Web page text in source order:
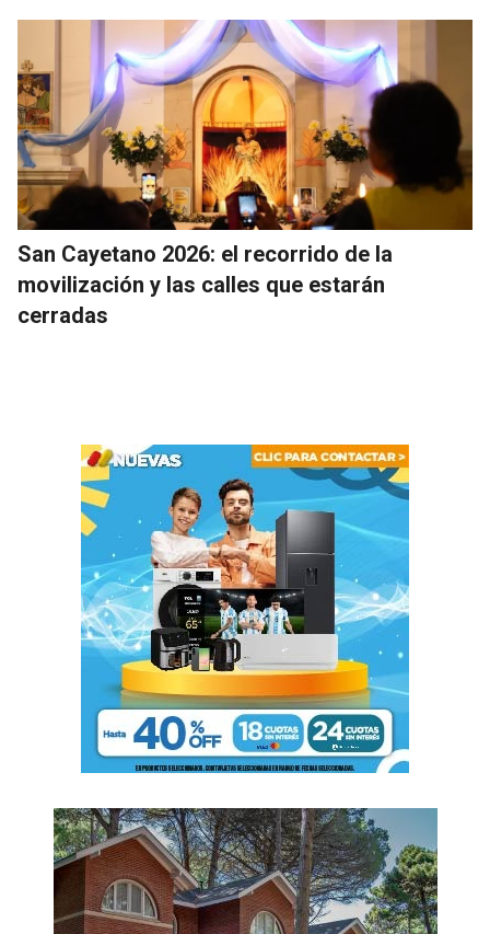
San Cayetano 2026: el recorrido de la
movilización y las calles que estarán
cerradas